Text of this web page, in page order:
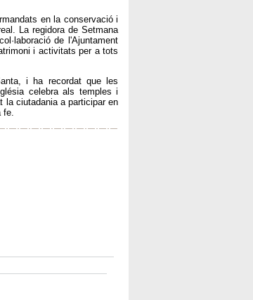
en la conservació i
La regidora de Setmana
de l'Ajuntament
i activitats per a tots
i ha recordat que les
celebra als temples i
la ciutadania a participar en
fe.